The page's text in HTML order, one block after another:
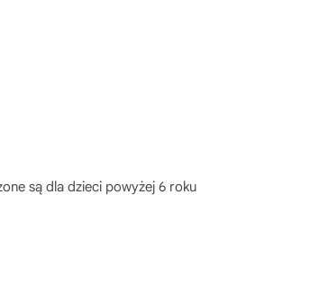
są dla dzieci powyżej 6 roku